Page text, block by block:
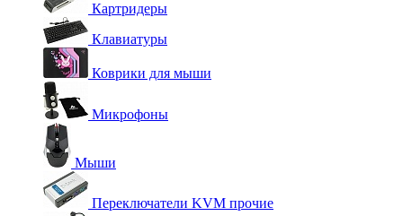
Картридеры
Клавиатуры
Коврики для мыши
Микрофоны
Мыши
Переключатели KVM прочие